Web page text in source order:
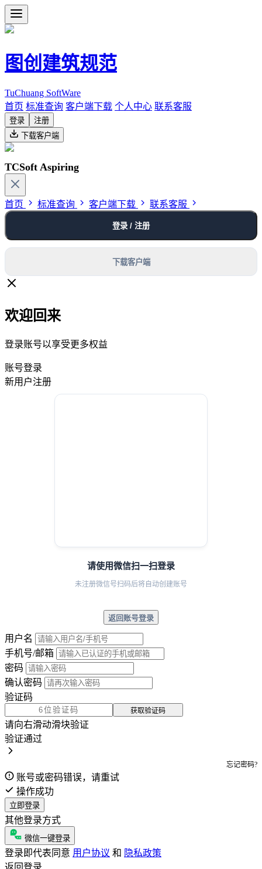
图创建筑规范
TuChuang SoftWare
首页 标准查询 客户端下载 个人中心 联系客服
登录
注册
下载客户端
TCSoft Aspiring
首页 标准查询 客户端下载 联系客服
登录 / 注册
下载客户端
欢迎回来
登录账号以享受更多权益
账号登录
新用户注册
请使用微信扫一扫登录
未注册微信号扫码后将自动创建账号
返回账号登录
用户名
手机号/邮箱
密码
确认密码
验证码
获取验证码
请向右滑动滑块验证
验证通过
忘记密码?
账号或密码错误，请重试
操作成功
立即登录
其他登录方式
微信一键登录
登录即代表同意 用户协议 和 隐私政策
返回登录